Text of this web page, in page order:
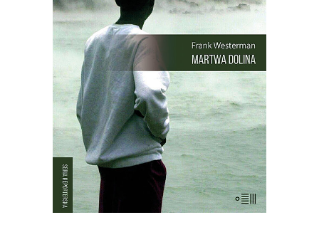
21 sierpnia 1986 roku z doliny w
Kamerunie zniknęło życie. Kurczaki,
pawiany, zebu i ptaki leżały martwe w
trawie – tak samo jak dwa tysiące
mężczyzn, kobiet i dzieci. Chaty i
drzewa palmowe stały nietknięte. Takie
są fakty. Ale co się wydarzyło?